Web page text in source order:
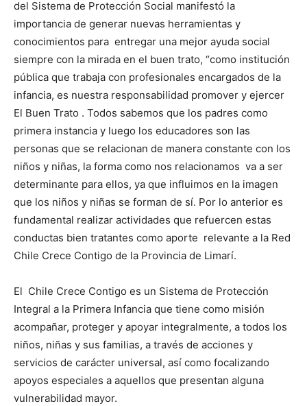
del Sistema de Protección Social manifestó la
importancia de generar nuevas herramientas y
conocimientos para entregar una mejor ayuda social
siempre con la mirada en el buen trato, “como institución
pública que trabaja con profesionales encargados de la
infancia, es nuestra responsabilidad promover y ejercer
El Buen Trato . Todos sabemos que los padres como
primera instancia y luego los educadores son las
personas que se relacionan de manera constante con los
niños y niñas, la forma como nos relacionamos va a ser
determinante para ellos, ya que influimos en la imagen
que los niños y niñas se forman de sí. Por lo anterior es
fundamental realizar actividades que refuercen estas
conductas bien tratantes como aporte relevante a la Red
Chile Crece Contigo de la Provincia de Limarí.
El Chile Crece Contigo es un Sistema de Protección
Integral a la Primera Infancia que tiene como misión
acompañar, proteger y apoyar integralmente, a todos los
niños, niñas y sus familias, a través de acciones y
servicios de carácter universal, así como focalizando
apoyos especiales a aquellos que presentan alguna
vulnerabilidad mayor.